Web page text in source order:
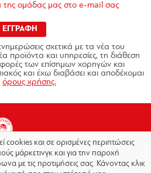
της ομάδας μας στο e-mail σας
ΕΓΓΡΑΦΗ
σχετικά με τα νέα του
προϊόντα και υπηρεσίες, τη διάθεση
των επίσημων χορηγών και
και έχω διαβάσει και αποδέχομαι
όρους χρήσης.
cookies και σε ορισμένες περιπτώσεις
μάρκετινγκ και για την παροχή
με τις προτιμήσεις σας. Κάνοντας κλικ